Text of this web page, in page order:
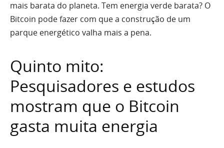
mais barata do planeta. Tem energia verde barata? O
Bitcoin pode fazer com que a construção de um
parque energético valha mais a pena.
Quinto mito:
Pesquisadores e estudos
mostram que o Bitcoin
gasta muita energia